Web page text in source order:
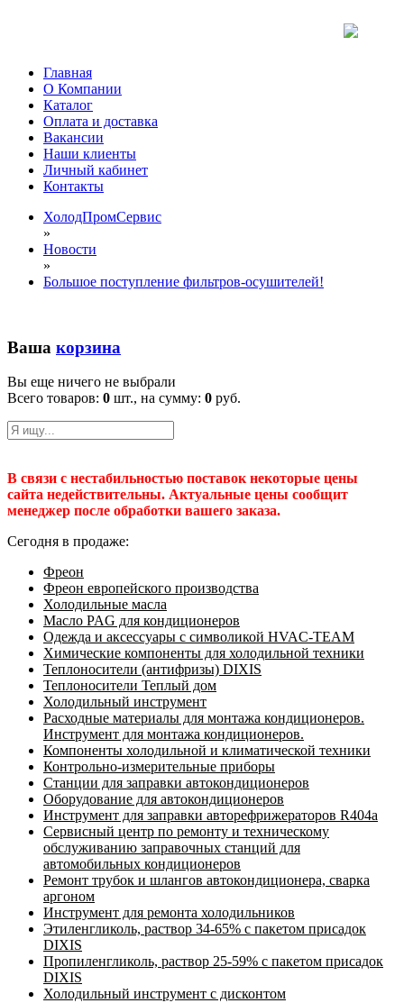
Главная
О Компании
Каталог
Оплата и доставка
Вакансии
Наши клиенты
Личный кабинет
Контакты
ХолодПромСервис
»
Новости
»
Большое поступление фильтров-осушителей!
Ваша корзина
Вы еще ничего не выбрали
Всего товаров: 0 шт., на сумму: 0 руб.
В связи с нестабильностью поставок некоторые цены
сайта недействительны. Актуальные цены сообщит
менеджер после обработки вашего заказа.
Сегодня в продаже:
Фреон
Фреон европейского производства
Холодильные масла
Масло PAG для кондиционеров
Одежда и аксессуары с символикой HVAC-TEAM
Химические компоненты для холодильной техники
Теплоносители (антифризы) DIXIS
Теплоносители Теплый дом
Холодильный инструмент
Расходные материалы для монтажа кондиционеров.
Инструмент для монтажа кондиционеров.
Компоненты холодильной и климатической техники
Контрольно-измерительные приборы
Станции для заправки автокондиционеров
Оборудование для автокондиционеров
Инструмент для заправки авторефрижераторов R404a
Сервисный центр по ремонту и техническому
обслуживанию заправочных станций для
автомобильных кондиционеров
Ремонт трубок и шлангов автокондиционера, сварка
аргоном
Инструмент для ремонта холодильников
Этиленгликоль, раствор 34-65% с пакетом присадок
DIXIS
Пропиленгликоль, раствор 25-59% с пакетом присадок
DIXIS
Холодильный инструмент с дисконтом